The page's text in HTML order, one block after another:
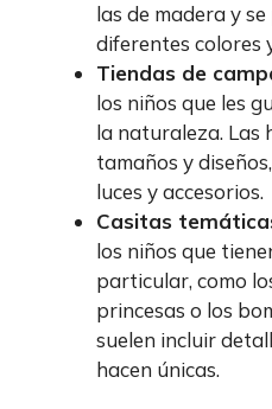
las de madera y
diferentes colores
Tiendas de
los niños que les
la naturaleza. Las
tamaños y
luces y accesorios.
Casitas
los niños que
particular, como
princesas o los
suelen incluir
hacen únicas.